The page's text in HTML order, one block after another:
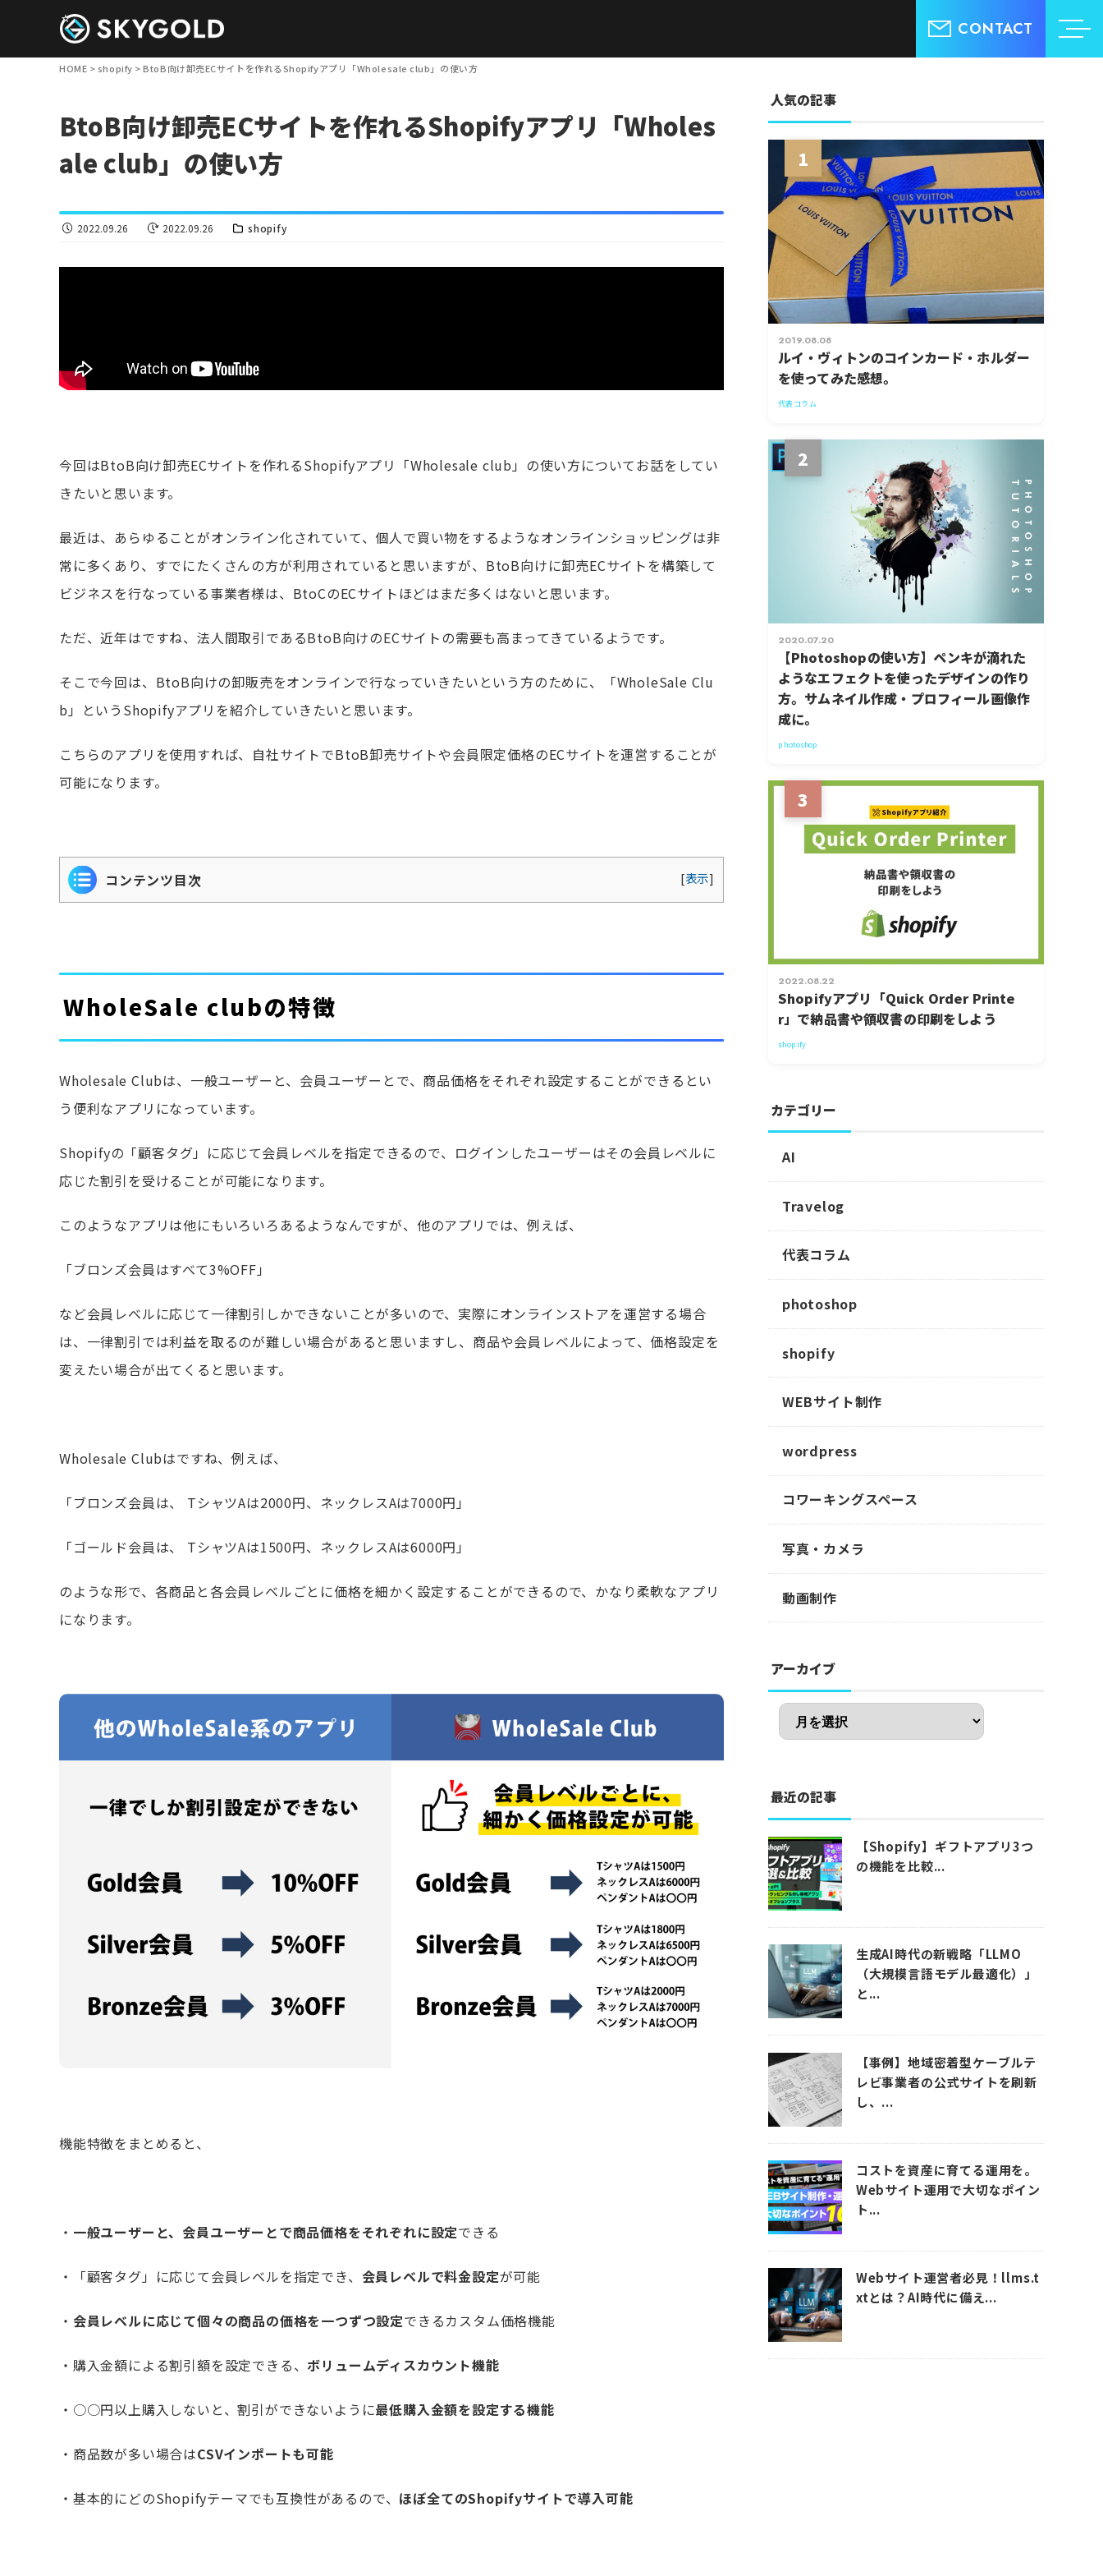
CONTACT
HOME > shopify >BtoB向け卸売ECサイトを作れるShopifyアプリ「Wholesale club」の使い方
BtoB向け卸売ECサイトを作れるShopifyアプリ「Wholes
ale club」の使い方
2022.09.26 2022.09.26 shopify
今回はBtoB向け卸売ECサイトを作れるShopifyアプリ「Wholesale club」の使い方についてお話をしてい
きたいと思います。
最近は、あらゆることがオンライン化されていて、個人で買い物をするようなオンラインショッピングは非
常に多くあり、すでにたくさんの方が利用されていると思いますが、BtoB向けに卸売ECサイトを構築して
ビジネスを行なっている事業者様は、BtoCのECサイトほどはまだ多くはないと思います。
ただ、近年はですね、法人間取引であるBtoB向けのECサイトの需要も高まってきているようです。
そこで今回は、BtoB向けの卸販売をオンラインで行なっていきたいという方のために、「WholeSale Clu
b」というShopifyアプリを紹介していきたいと思います。
こちらのアプリを使用すれば、自社サイトでBtoB卸売サイトや会員限定価格のECサイトを運営することが
可能になります。
コンテンツ目次 [表示]
WholeSale clubの特徴
Wholesale Clubは、一般ユーザーと、会員ユーザーとで、商品価格をそれぞれ設定することができるとい
う便利なアプリになっています。
Shopifyの「顧客タグ」に応じて会員レベルを指定できるので、ログインしたユーザーはその会員レベルに
応じた割引を受けることが可能になります。
このようなアプリは他にもいろいろあるようなんですが、他のアプリでは、例えば、
「ブロンズ会員はすべて3%OFF」
など会員レベルに応じて一律割引しかできないことが多いので、実際にオンラインストアを運営する場合
は、一律割引では利益を取るのが難しい場合があると思いますし、商品や会員レベルによって、価格設定を
変えたい場合が出てくると思います。
Wholesale Clubはですね、例えば、
「ブロンズ会員は、 TシャツAは2000円、ネックレスAは7000円」
「ゴールド会員は、 TシャツAは1500円、ネックレスAは6000円」
のような形で、各商品と各会員レベルごとに価格を細かく設定することができるので、かなり柔軟なアプリ
になります。
機能特徴をまとめると、
・ 一般ユーザーと、会員ユーザーとで商品価格をそれぞれに設定できる
・「顧客タグ」に応じて会員レベルを指定でき、 会員レベルで料金設定が可能
・ 会員レベルに応じて個々の商品の価格を一つずつ設定できるカスタム価格機能
・購入金額による割引額を設定できる、 ボリュームディスカウント機能
・○○円以上購入しないと、割引ができないように最低購入金額を設定する機能
・商品数が多い場合はCSVインポートも可能
・基本的にどのShopifyテーマでも互換性があるので、 ほぼ全てのShopifyサイトで導入可能
人気の記事
1
2019.08.08
ルイ・ヴィトンのコインカード・ホルダー
を使ってみた感想。
代表コラム
2
2020.07.20
【Photoshopの使い方】ペンキが滴れた
ようなエフェクトを使ったデザインの作り
方。サムネイル作成・プロフィール画像作
成に。
photoshop
3
2022.08.22
Shopifyアプリ「Quick Order Printe
r」で納品書や領収書の印刷をしよう
shopify
カテゴリー
AI
Travelog
代表コラム
photoshop
shopify
WEBサイト制作
wordpress
コワーキングスペース
写真・カメラ
動画制作
アーカイブ
最近の記事
【Shopify】ギフトアプリ3つ
の機能を比較...
生成AI時代の新戦略「LLMO
（大規模言語モデル最適化）」
と...
【事例】地域密着型ケーブルテ
レビ事業者の公式サイトを刷新
し、...
コストを資産に育てる運用を。
Webサイト運用で大切なポイン
ト...
Webサイト運営者必見！llms.t
xtとは？AI時代に備え...